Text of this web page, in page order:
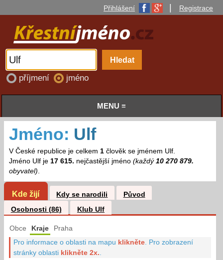
Přihlášení Registrace
příjmení jméno
MENU ≡
Jméno: Ulf
V České republice je celkem 1člověk se jménem Ulf.
Jméno Ulf je 17 615. nejčastější jméno (každý 10 270 879.
obyvatel).
Kde žijí Kdy se narodili
Původ
Osobnosti (86)
Klub Ulf
Obce Kraje Praha
Pro informace o oblasti na mapu klikněte Pro zobrazení
stránky oblasti klikněte 2x.